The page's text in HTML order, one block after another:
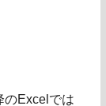
のExcelでは